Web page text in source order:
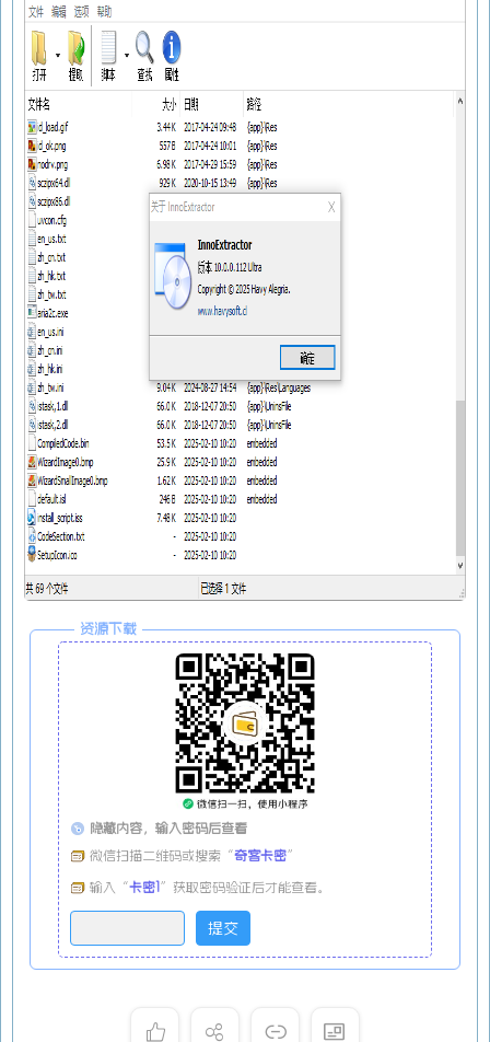
资源下载
隐藏内容，输入密码后查看
微信扫描二维码或搜索“奇客卡密”
输入“卡密1 ”获取密码验证后才能查看。